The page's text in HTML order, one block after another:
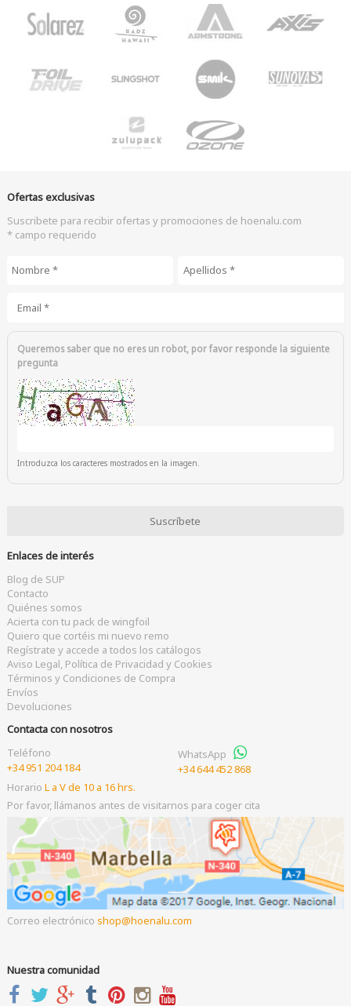
Ofertas exclusivas
Suscribete para recibir ofertas y promociones de hoenalu.com
* campo requerido
Nombre
Apellidos
Queremos saber que no eres un robot, por favor responde la siguiente
pregunta
Introduzca los caracteres mostrados en la imagen.
Enlaces de interés
Blog de SUP
Contacto
Quiénes somos
Acierta con tu pack de wingfoil
Quiero que cortéis mi nuevo remo
Regístrate y accede a todos los catálogos
Aviso Legal, Política de Privacidad y Cookies
Términos y Condiciones de Compra
Envíos
Devoluciones
Contacta con nosotros
Teléfono
+34 951 204 184
WhatsApp
+34 644 452 868
Horario L a V de 10 a 16 hrs.
Por favor, llámanos antes de visitarnos para coger cita
Correo electrónico shop hoenalu.com
Nuestra comunidad